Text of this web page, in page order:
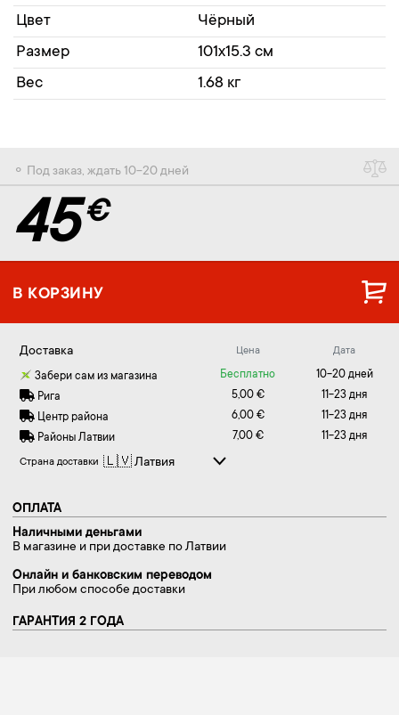
Цвет
Чёрный
Размер
101x15.3 см
Вес
1.68 кг
⚬ Под заказ, ждать 10-20 дней
45€
В КОРЗИНУ
Доставка Цена Дата
Забери сам из магазина Бесплатно
10-20 дней
Рига
5,00 €
11-23 дня
Центр района
6,00 €
11-23 дня
Районы Латвии
7,00 € 11-23 дня
Страна доставки
ОПЛАТА
Наличными деньгами
В магазине и при доставке по Латвии
Онлайн и банковским переводом
При любом способе доставки
ГАРАНТИЯ 2 ГОДА